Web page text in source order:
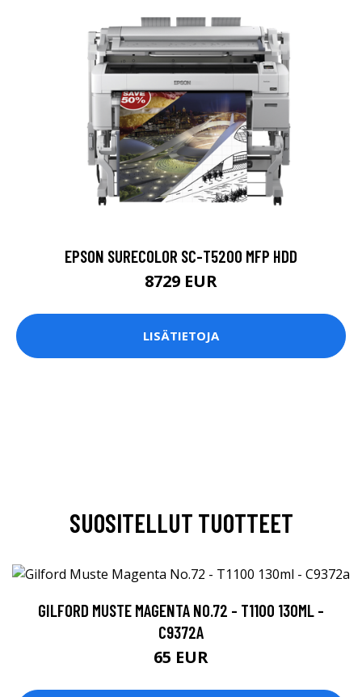
EPSON SURECOLOR SC-T5200 MFP HDD
8729 EUR
LISÄTIETOJA
SUOSITELLUT TUOTTEET
GILFORD MUSTE MAGENTA NO.72 - T1100 130ML -
C9372A
65 EUR